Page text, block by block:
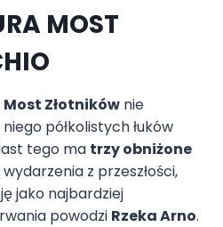
MOST
Most Złotników nie
półkolistych łuków
tego ma trzy obniżone
z przeszłości,
jako najbardziej
powodzi Rzeka Arno.